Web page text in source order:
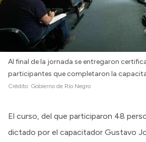
Al final de la jornada se entregaron
participantes que completaron la
Crédito: Gobierno de Río Negro
El curso, del que participaron 48
dictado por el capacitador Gustavo